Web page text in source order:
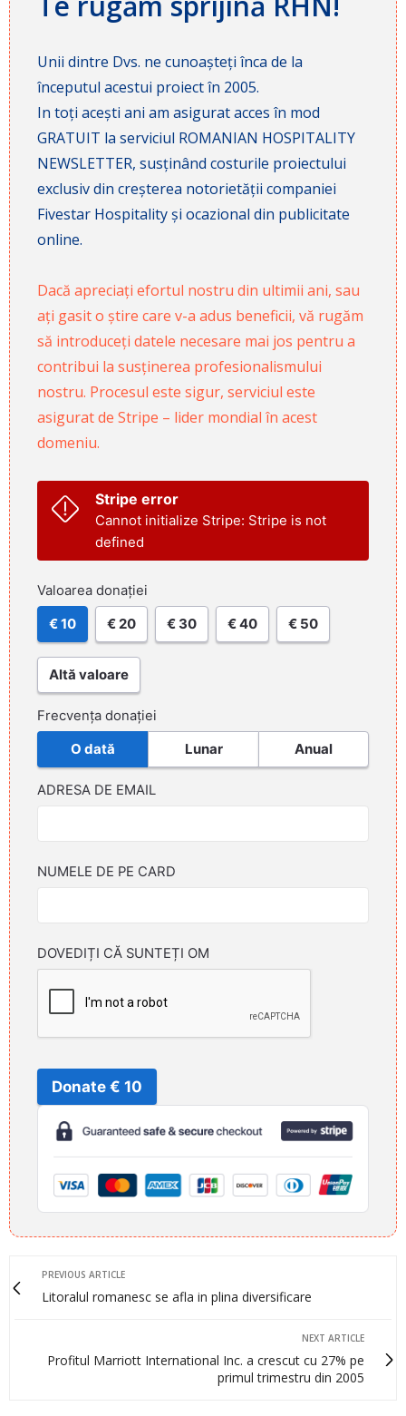
Unii dintre Dvs. ne cunoașteți înca de la
începutul acestui proiect în 2005.
In toți acești ani am asigurat acces în mod
GRATUIT la serviciul ROMANIAN HOSPITALITY
NEWSLETTER, susținând costurile proiectului
exclusiv din creșterea notorietății companiei
Fivestar Hospitality și ocazional din publicitate
online.
Dacă apreciați efortul nostru din ultimii ani, sau
ați gasit o știre care v-a adus beneficii, vă rugăm
să introduceți datele necesare mai jos pentru a
contribui la susținerea profesionalismului
nostru. Procesul este sigur, serviciul este
asigurat de Stripe – lider mondial în acest
domeniu.
Stripe error
Cannot initialize Stripe: Stripe is not
defined
Valoarea donației
€ 10 € 20 € 30 € 40 € 50
Altă valoare
Frecvența donației
O dată Lunar Anual
ADRESA DE EMAIL
NUMELE DE PE CARD
DOVEDIȚI CĂ SUNTEȚI OM
Donate € 10
PREVIOUS ARTICLE
Litoralul romanesc se afla in plina diversificare
NEXT ARTICLE
Profitul Marriott International Inc. a crescut cu 27% pe
primul trimestru din 2005